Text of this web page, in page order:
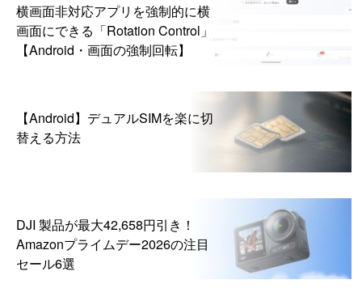
横画面非対応アプリを強制的に横
画面にできる「Rotation Control」
【Android・画面の強制回転】
【Android】デュアルSIMを楽に切
替える方法
DJI 製品が最大42,658円引き！
Amazonプライムデー2026の注目
セール6選